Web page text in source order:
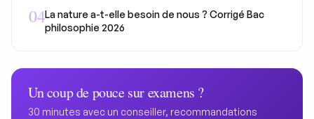
04La nature a-t-elle besoin de nous ? Corrigé Bac
philosophie 2026
Un coup de pouce surexamens ?
30 minutes avec un conseiller, recommandations